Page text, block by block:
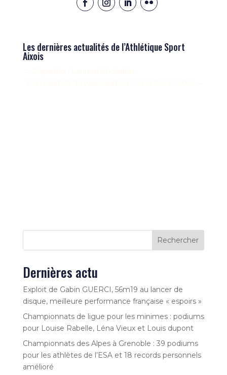
Les dernières actualités de l’Athlétique Sport
Aixois
Rechercher
Dernières actu
Exploit de Gabin GUERCI, 56m19 au lancer de
disque, meilleure performance française « espoirs »
Championnats de ligue pour les minimes : podiums
pour Louise Rabelle, Léna Vieux et Louis dupont
Championnats des Alpes à Grenoble : 39 podiums
pour les athlètes de l’ESA et 18 records personnels
amélioré